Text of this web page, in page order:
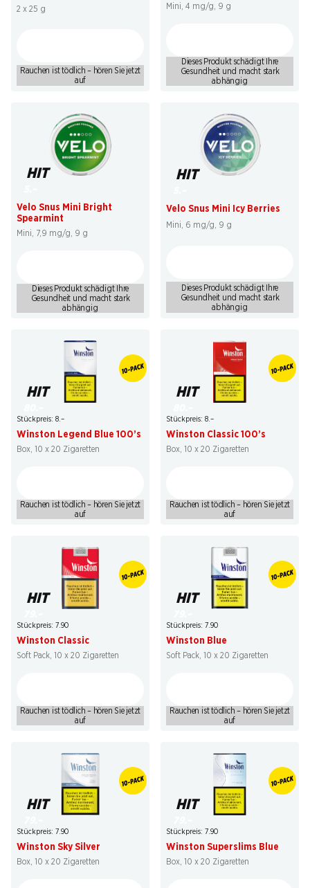
2 x 25 g
Rauchen ist tödlich – hören Sie jetzt
auf
Mini, 4 mg/g, 9 g
Dieses Produkt schädigt Ihre
Gesundheit und macht stark
abhängig
HIT
Velo Snus Mini Bright
Spearmint
Mini, 7,9 mg/g, 9 g
Dieses Produkt schädigt Ihre
Gesundheit und macht stark
abhängig
HIT
Velo Snus Mini Icy Berries
Mini, 6 mg/g, 9 g
Dieses Produkt schädigt Ihre
Gesundheit und macht stark
abhängig
HIT
Stückpreis: 8.–
Winston Legend Blue 100’s
Box, 10 x 20 Zigaretten
Rauchen ist tödlich – hören Sie jetzt
auf
HIT
Stückpreis: 8.–
Winston Classic 100’s
Box, 10 x 20 Zigaretten
Rauchen ist tödlich – hören Sie jetzt
auf
HIT
Stückpreis: 7.90
Winston Classic
Soft Pack, 10 x 20 Zigaretten
Rauchen ist tödlich – hören Sie jetzt
auf
HIT
Stückpreis: 7.90
Winston Blue
Soft Pack, 10 x 20 Zigaretten
Rauchen ist tödlich – hören Sie jetzt
auf
HIT
Stückpreis: 7.90
Winston Sky Silver
Box, 10 x 20 Zigaretten
HIT
Stückpreis: 7.90
Winston Superslims Blue
Box, 10 x 20 Zigaretten